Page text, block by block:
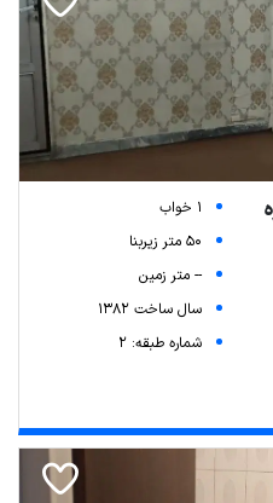
1 خواب
50 متر زیربنا
-- متر زمین
سال ساخت 1382
شماره طبقه: 2